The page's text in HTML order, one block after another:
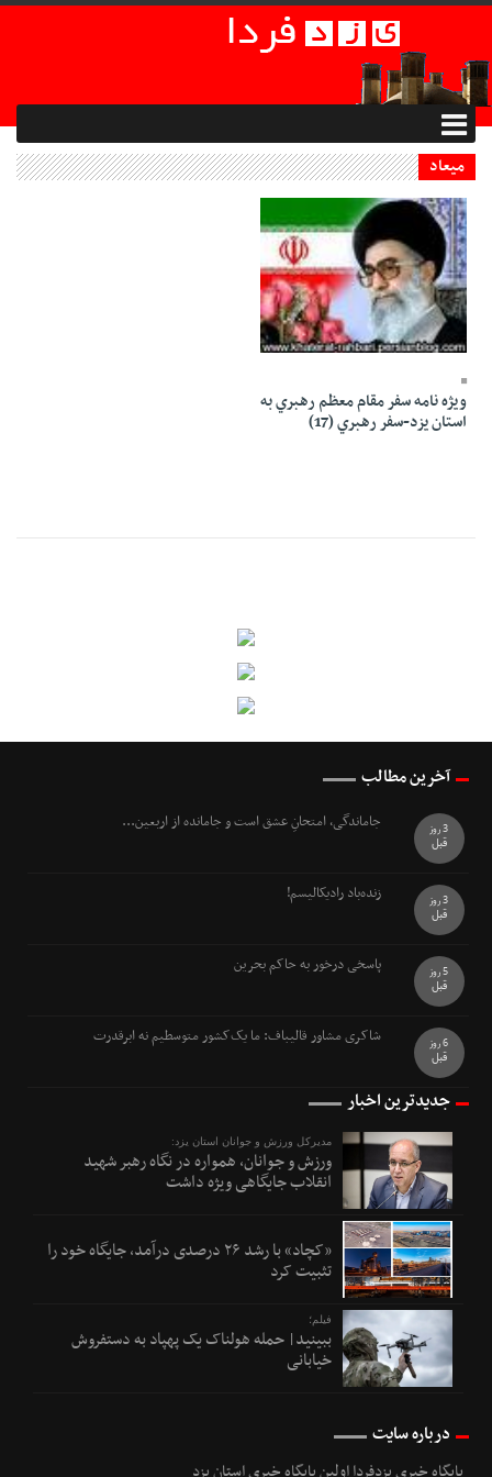
میعاد
04 Dey 1386 - 10:48
ويژه نامه سفر مقام معظم رهبري به
استان يزد-سفر رهبري (17)
آخرین مطالب
جاماندگی، امتحانِ عشق است و جامانده از اربعین...
3 روز
قبل
زنده‌باد رادیکالیسم!
3 روز
قبل
پاسخی درخور به حاکم بحرین
5 روز
قبل
شاکری مشاور قالیباف: ما یک‌کشور متوسطیم نه ابرقدرت
6 روز
قبل
جدیدترین اخبار
مدیرکل ورزش و جوانان استان یزد:
ورزش و جوانان، همواره در نگاه رهبر شهید
انقلاب جایگاهی ویژه داشت
«کچاد» با رشد ۲۶ درصدی درآمد، جایگاه خود را
تثبیت کرد
فیلم؛
ببینید| حمله هولناک یک پهپاد به دستفروش
خیابانی
درباره سایت